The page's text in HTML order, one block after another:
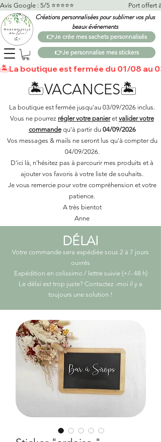
Créations personnalisées pour sublimer vos plus
beaux événements
👉Je crée mes sachets personnalisés
Avis Google : 5/5 ⭐️⭐️⭐️⭐️⭐️
👉Je personnalise mes stickers
🏝️La boutique est fermée du 01/08 au
🏝️VACANCES🏝️
La boutique est fermée jusqu'au 03/09/2026 inclus.
Vous ne pourrez régler votre panieret valider votre
commandequ'à partir du 04/09/2026
Vos messages & mails ne seront lus qu'à compter du
04/09/2026.
D'ici là, n'hésitez pas à parcourir mes produits et à
ajouter vos favoris à votre liste de souhaits.​
Je vous remercie pour votre compréhension et votre
patience.
A très bientot
Anne
DÉLAI
Votre commande sera expédiée sous 2 à 7 jours
ouvrés
Expédition en colissimo / lettre suivie (+/- 48 h)
Le délai est trop juste? Contactez -moi il y a
toujours une solution !